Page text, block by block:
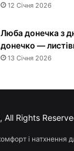
12 Січня 2026
Люба донечка з
донечко —
13 Січня 2026
Rights
і натхнення